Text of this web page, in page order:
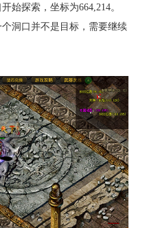
始探索，坐标为664,214。
洞口并不是目标，需要继续